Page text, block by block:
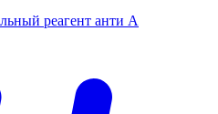
реагент анти А